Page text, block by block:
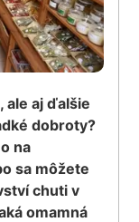
ale aj ďalšie
dobroty?
na
sa môžete
chuti v
omamná